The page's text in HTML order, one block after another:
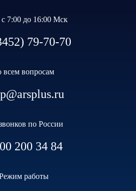
7:00 до 16:00 Мск
79-70-70
всем вопросам
по России
200 34 84
работы